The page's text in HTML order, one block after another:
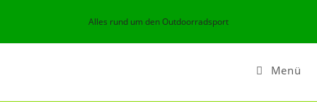
springen
Alles rund um den Outdoorradsport
Menü